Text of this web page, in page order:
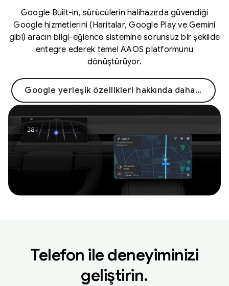
Google Built-in, sürücülerin halihazırda güvendiği
Google hizmetlerini (Haritalar, Google Play ve Gemini
gibi) aracın bilgi-eğlence sistemine sorunsuz bir şekilde
entegre ederek temel AAOS platformunu
dönüştürüyor.
Google yerleşik özellikleri hakkında daha fazla bilgi edinin →
Telefon ile deneyiminizi
geliştirin.